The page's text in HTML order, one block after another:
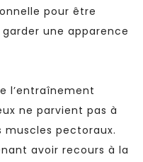
pour être
une apparence
l’entraînement
ne parvient pas à
pectoraux.
avoir recours à la